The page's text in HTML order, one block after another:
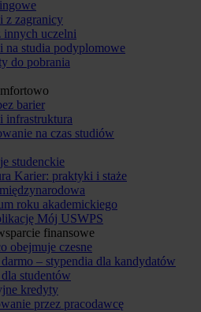
z zagranicy
innych uczelni
na studia podyplomowe
do pobrania
barier
infrastruktura
na czas studiów
studenckie
Karier: praktyki i staże
roku akademickiego
Mój USWPS
finansowe
obejmuje czesne
– stypendia dla kandydatów
studentów
kredyty
przez pracodawcę